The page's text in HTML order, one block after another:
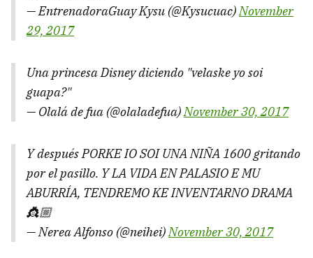
— EntrenadoraGuay Kysu (@Kysucuac)November
29, 2017
Una princesa Disney diciendo "velaske yo soi
guapa?"
— Olalá de fua (@olaladefua)November 30, 2017
Y después PORKE IO SOI UNA NIÑA 1600 gritando
por el pasillo. Y LA VIDA EN PALASIO E MU
ABURRÍA, TENDREMO KE INVENTARNO DRAMA
👸🏼
— Nerea Alfonso (@neihei)November 30, 2017